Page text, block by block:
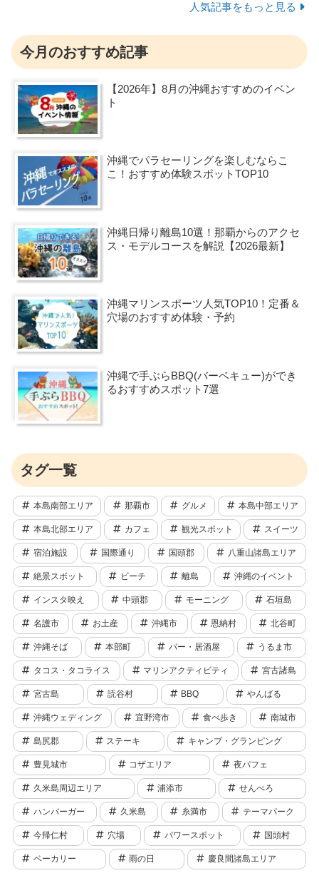
人気記事をもっと見る
今月のおすすめ記事
【2026年】8月の沖縄おすすめのイベン
ト
沖縄でパラセーリングを楽しむならこ
こ！おすすめ体験スポットTOP10
沖縄日帰り離島10選！那覇からのアクセ
ス・モデルコースを解説【2026最新】
沖縄マリンスポーツ人気TOP10！定番＆
穴場のおすすめ体験・予約
沖縄で手ぶらBBQ(バーベキュー)ができ
るおすすめスポット7選
タグ一覧
本島南部エリア 那覇市 グルメ 本島中部エリア
本島北部エリア カフェ 観光スポット スイーツ
宿泊施設 国際通り 国頭郡 八重山諸島エリア
絶景スポット ビーチ 離島 沖縄のイベント
インスタ映え 中頭郡 モーニング 石垣島
名護市 お土産 沖縄市 恩納村 北谷町
沖縄そば 本部町 バー・居酒屋 うるま市
タコス・タコライス マリンアクティビティ 宮古諸島
宮古島 読谷村 BBQ やんばる
沖縄ウェディング 宜野湾市 食べ歩き 南城市
島尻郡 ステーキ キャンプ・グランピング
豊見城市 コザエリア 夜パフェ
久米島周辺エリア 浦添市 せんべろ
ハンバーガー 久米島 糸満市 テーマパーク
今帰仁村 穴場 パワースポット 国頭村
ベーカリー 雨の日 慶良間諸島エリア